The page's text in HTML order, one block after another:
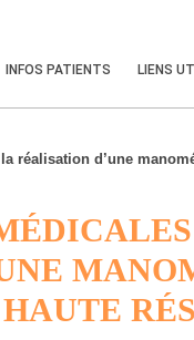
INFOS PATIENTS LIENS
réalisation d’une